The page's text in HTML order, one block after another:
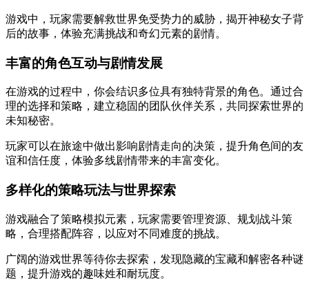
游戏中，玩家需要解救世界免受势力的威胁，揭开神秘女子背
后的故事，体验充满挑战和奇幻元素的剧情。
丰富的角色互动与剧情发展
在游戏的过程中，你会结识多位具有独特背景的角色。通过合
理的选择和策略，建立稳固的团队伙伴关系，共同探索世界的
未知秘密。
玩家可以在旅途中做出影响剧情走向的决策，提升角色间的友
谊和信任度，体验多线剧情带来的丰富变化。
多样化的策略玩法与世界探索
游戏融合了策略模拟元素，玩家需要管理资源、规划战斗策
略，合理搭配阵容，以应对不同难度的挑战。
广阔的游戏世界等待你去探索，发现隐藏的宝藏和解密各种谜
题，提升游戏的趣味姓和耐玩度。